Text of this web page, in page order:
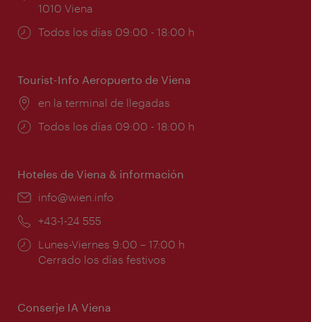
1010 Viena
Horarios
Todos los días 09:00 - 18:00 h
Tourist-Info Aeropuerto de Viena
Lugar:
en la terminal de llegadas
Horarios
Todos los días 09:00 - 18:00 h
Hoteles de Viena & información
e-
info@wien.info
Teléfono:
+43-1-24 555
Horarios
de
Lunes-Viernes 9:00 – 17:00 h
Cerrado los días festivos
Conserje IA Viena